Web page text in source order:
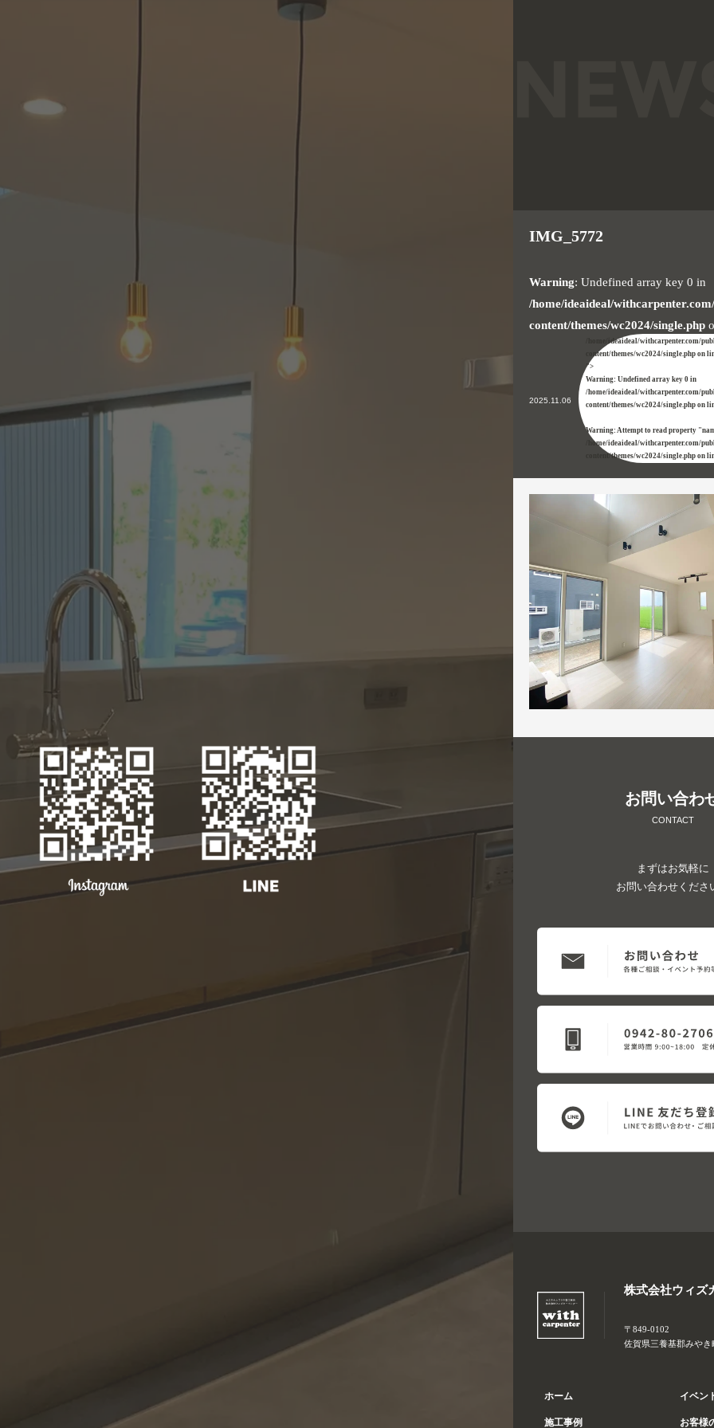
IMG_5772
Warning: Undefined array key 0 in
/home/ideaideal/
content/themes/wc2024/single.php
2025.11.06
/home/ideaideal/withcarpenter.com/
content/themes/wc2024/single.php on
">
Warning: Undefined array key 0 in
/home/ideaideal/withcarpenter.com/
content/themes/wc2024/single.php on
Warning: Attempt to read property
/home/ideaideal/withcarpenter.com/
content/themes/wc2024/single.php on
お問い合わ
CONTACT
まずはお気軽に
お問い合わせくださ
株式会社ウィズ
〒849-0102
佐賀県三養基郡みや
ホーム
施工事例
イベン
お客様